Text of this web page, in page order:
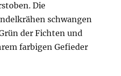
Die
schwangen
der Fichten und
farbigen Gefieder